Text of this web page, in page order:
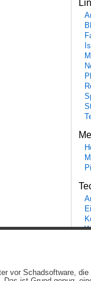
(RSS).
vor Schadsoftware, die